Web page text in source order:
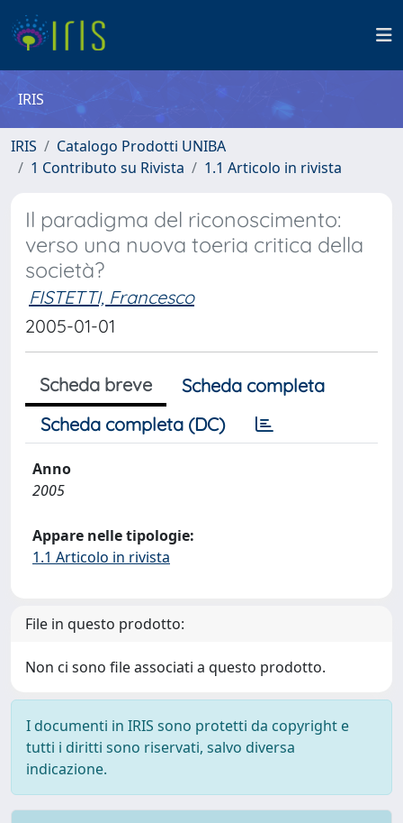
IRIS
IRIS
Catalogo Prodotti UNIBA
1 Contributo su Rivista
1.1 Articolo in rivista
Il paradigma del riconoscimento:
verso una nuova toeria critica della
società?
FISTETTI, Francesco
2005-01-01
Scheda breve
Scheda completa
Scheda completa (DC)
Anno
2005
Appare nelle tipologie:
1.1 Articolo in rivista
File in questo prodotto:
Non ci sono file associati a questo prodotto.
I documenti in IRIS sono protetti da copyright e
tutti i diritti sono riservati, salvo diversa
indicazione.